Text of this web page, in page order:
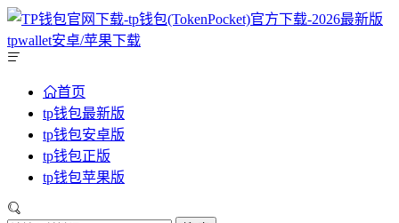
首页
tp钱包最新版
tp钱包安卓版
tp钱包正版
tp钱包苹果版